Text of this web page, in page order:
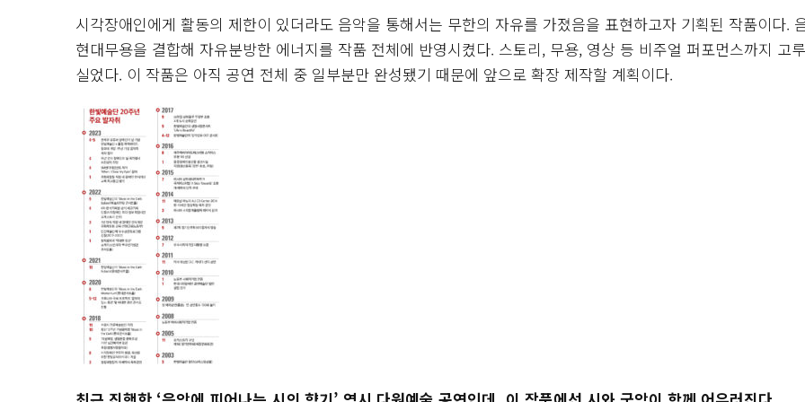
시각장애인에게 활동의 제한이 있더라도 음악을 통해서는 무한의 자유를 가졌음을 표현하고자 기획된 작품이다.
현대무용을 결합해 자유분방한 에너지를 작품 전체에 반영시켰다. 스토리, 무용, 영상 등 비주얼 퍼포먼스까지 고
실었다. 이 작품은 아직 공연 전체 중 일부분만 완성됐기 때문에 앞으로 확장 제작할 계획이다.